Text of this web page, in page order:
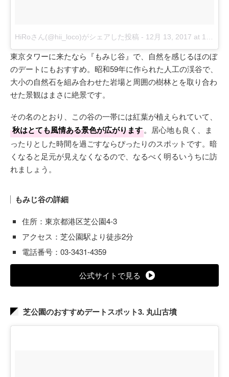
HiRoさん(@hii_loco)がシェアした投稿 - 12月 13, 2017 at 10:05午後 PST
東京タワーに来たなら『もみじ谷』で、自然を感じるほのぼ
のデートにもおすすめ。昭和59年に作られた人工の渓谷で、
大小の自然石を組み合わせた岩場と周囲の樹林とを取り合わ
せた景観はまさに絶景です。
その名のとおり、この谷の一帯には紅葉が植えられていて、
秋はとても風情ある景色が広がります。居心地も良く、ま
ったりとした時間を過ごすならぴったりのスポットです。暗
くなると足元が見えなくなるので、なるべく明るいうちに訪
れましょう。
もみじ谷の詳細
住所：東京都港区芝公園4-3
アクセス：芝公園駅より徒歩2分
電話番号：03-3431-4359
公式サイトで見る
芝公園のおすすめデートスポット3. 丸山古墳